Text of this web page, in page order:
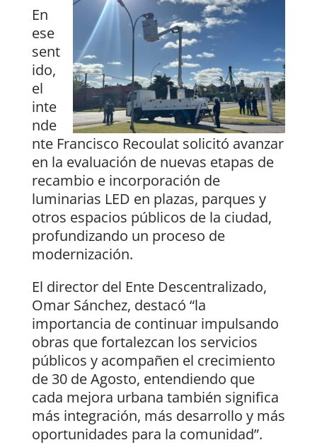
En
ese
sent
ido,
el
inte
nde
nte Francisco Recoulat solicitó avanzar
en la evaluación de nuevas etapas de
recambio e incorporación de
luminarias LED en plazas, parques y
otros espacios públicos de la ciudad,
profundizando un proceso de
modernización.
El director del Ente Descentralizado,
Omar Sánchez, destacó “la
importancia de continuar impulsando
obras que fortalezcan los servicios
públicos y acompañen el crecimiento
de 30 de Agosto, entendiendo que
cada mejora urbana también significa
más integración, más desarrollo y más
oportunidades para la comunidad”.